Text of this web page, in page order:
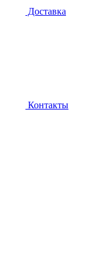
Доставка
Контакты